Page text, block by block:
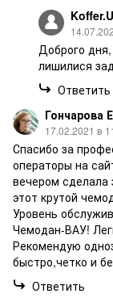
Доброго
лишилися
Ответить
Гончарова
17.02.2021 в
Спасибо за
операторы на
вечером сделала
этот крутой
Уровень
Чемодан-ВАУ!
Рекомендую
быстро,четко и
Ответить